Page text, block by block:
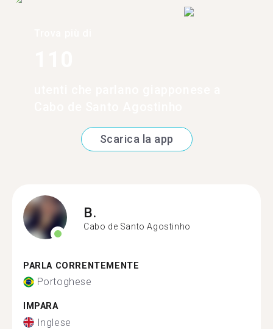
Scarica la app
B.
Cabo de Santo Agostinho
PARLA CORRENTEMENTE
Portoghese
IMPARA
Inglese